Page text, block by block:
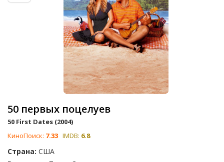
50 первых поцелуев
50 First Dates (2004)
КиноПоиск: 7.33 IMDB: 6.8
Страна: США